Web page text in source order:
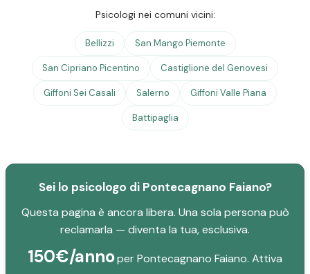
Psicologi nei comuni vicini:
Bellizzi San Mango Piemonte
San Cipriano Picentino Castiglione del Genovesi
Giffoni Sei Casali Salerno Giffoni Valle Piana
Battipaglia
Sei lo psicologo di Pontecagnano Faiano?
Questa pagina è ancora libera. Una sola persona può
reclamarla — diventa la tua, esclusiva.
150€/annoper Pontecagnano Faiano. Attiva